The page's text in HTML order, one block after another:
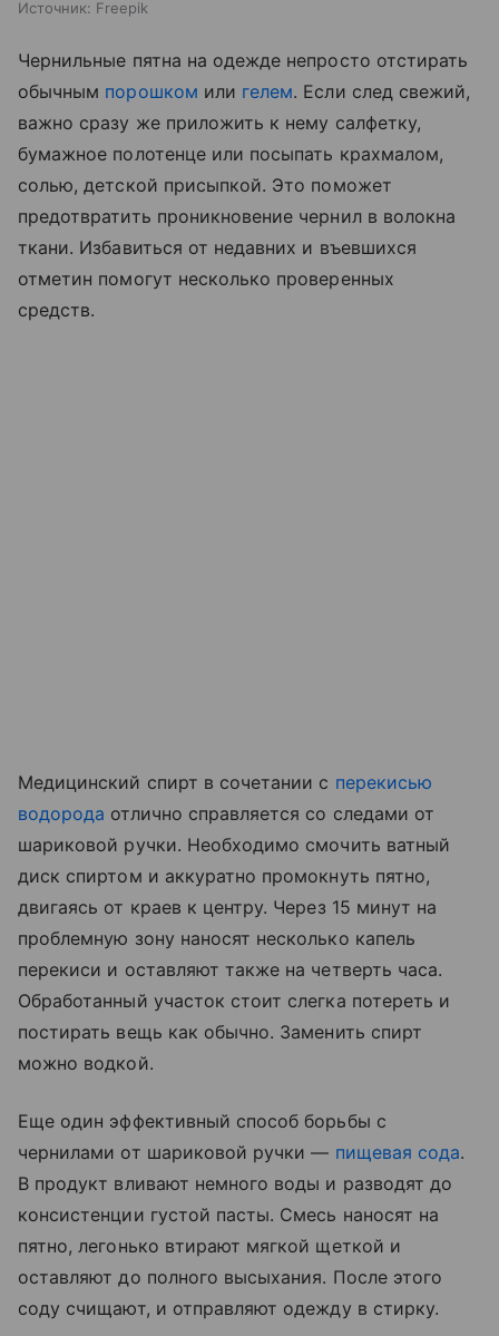
Источник: Freepik
Чернильные пятна на одежде непросто отстирать
обычным порошком или гелем. Если след свежий,
важно сразу же приложить к нему салфетку,
бумажное полотенце или посыпать крахмалом,
солью, детской присыпкой. Это поможет
предотвратить проникновение чернил в волокна
ткани. Избавиться от недавних и въевшихся
отметин помогут несколько проверенных
средств.
Медицинский спирт в сочетании с перекисью
водорода отлично справляется со следами от
шариковой ручки. Необходимо смочить ватный
диск спиртом и аккуратно промокнуть пятно,
двигаясь от краев к центру. Через 15 минут на
проблемную зону наносят несколько капель
перекиси и оставляют также на четверть часа.
Обработанный участок стоит слегка потереть и
постирать вещь как обычно. Заменить спирт
можно водкой.
Еще один эффективный способ борьбы с
чернилами от шариковой ручки — пищевая сода.
В продукт вливают немного воды и разводят до
консистенции густой пасты. Смесь наносят на
пятно, легонько втирают мягкой щеткой и
оставляют до полного высыхания. После этого
соду счищают, и отправляют одежду в стирку.